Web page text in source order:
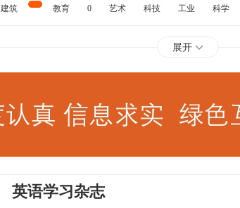
建筑 教育 0 艺术 科技 工业 科学
展开
英语学习杂志